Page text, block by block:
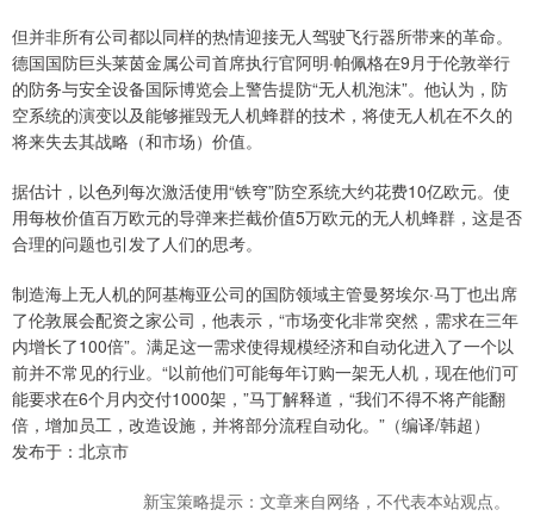
但并非所有公司都以同样的热情迎接无人驾驶飞行器所带来的革命。
德国国防巨头莱茵金属公司首席执行官阿明·帕佩格在9月于伦敦举行
的防务与安全设备国际博览会上警告提防“无人机泡沫”。他认为，防
空系统的演变以及能够摧毁无人机蜂群的技术，将使无人机在不久的
将来失去其战略（和市场）价值。
据估计，以色列每次激活使用“铁穹”防空系统大约花费10亿欧元。使
用每枚价值百万欧元的导弹来拦截价值5万欧元的无人机蜂群，这是否
合理的问题也引发了人们的思考。
制造海上无人机的阿基梅亚公司的国防领域主管曼努埃尔·马丁也出席
了伦敦展会配资之家公司，他表示，“市场变化非常突然，需求在三年
内增长了100倍”。满足这一需求使得规模经济和自动化进入了一个以
前并不常见的行业。“以前他们可能每年订购一架无人机，现在他们可
能要求在6个月内交付1000架，”马丁解释道，“我们不得不将产能翻
倍，增加员工，改造设施，并将部分流程自动化。”（编译/韩超）
发布于：北京市
新宝策略提示：文章来自网络，不代表本站观点。